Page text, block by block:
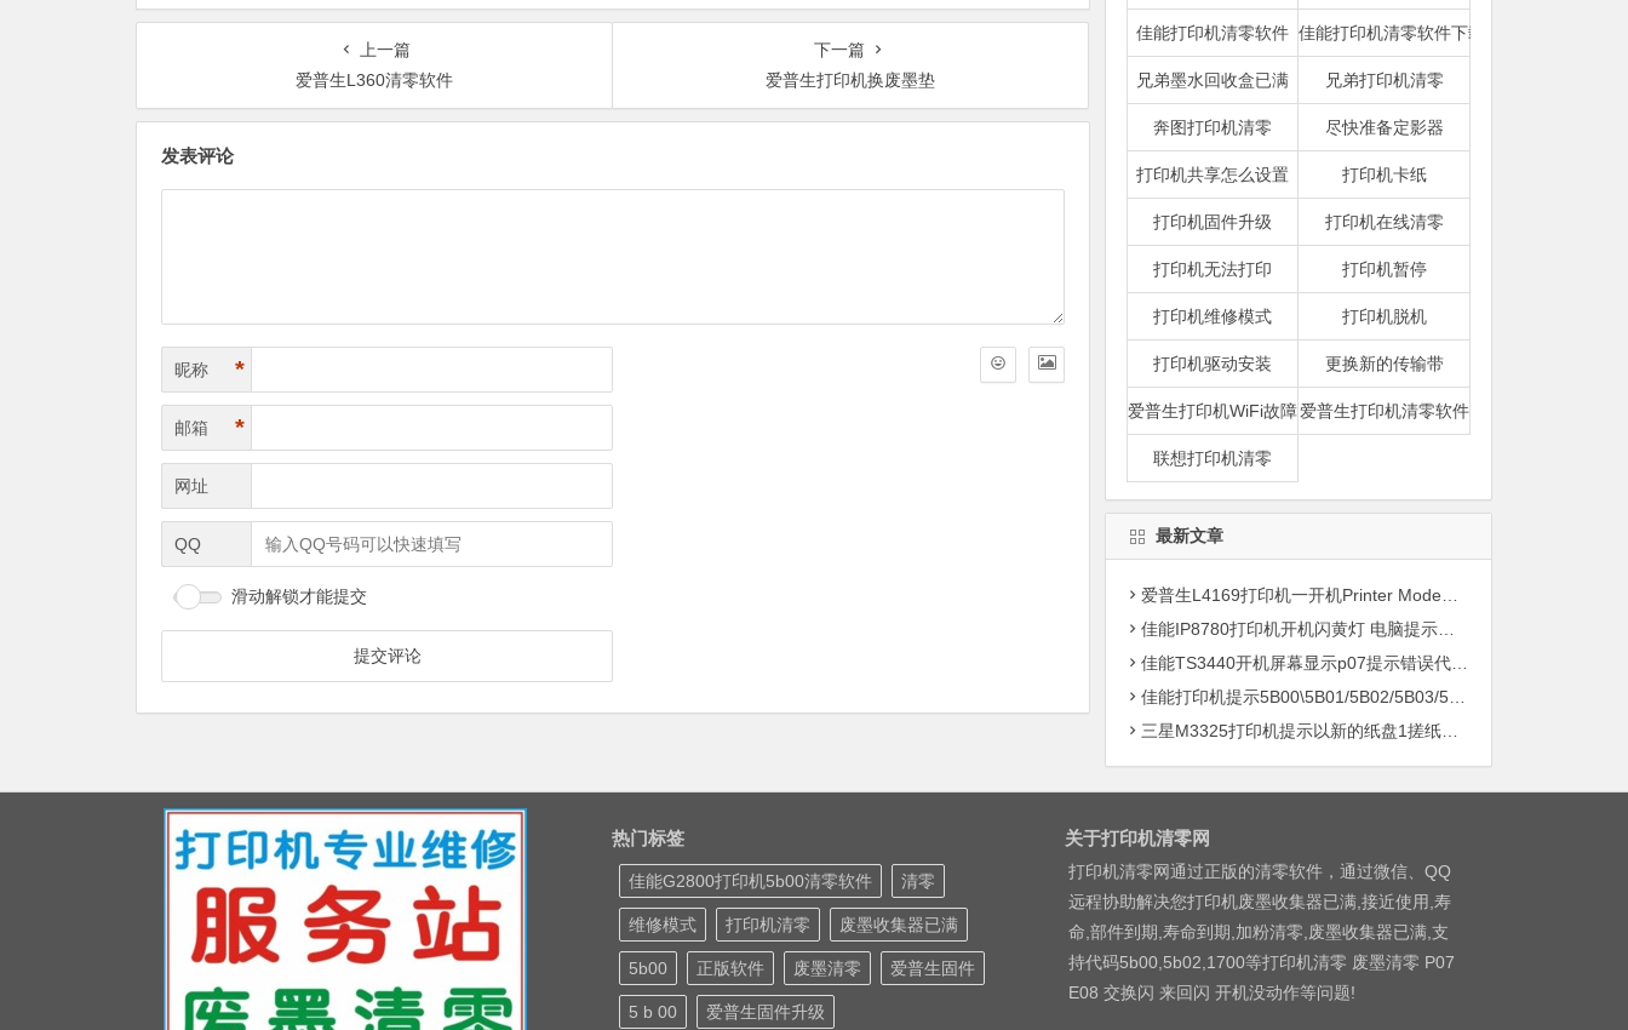
上一篇
爱普生L360清零软件
下一篇
爱普生打印机换废墨垫
发表评论
昵称 *
邮箱 *
网址
QQ
滑动解锁才能提交
佳能打印机清零软件 佳能打印机清零软件下载
兄弟墨水回收盒已满 兄弟打印机清零
奔图打印机清零 尽快准备定影器
打印机共享怎么设置 打印机卡纸
打印机固件升级 打印机在线清零
打印机无法打印 打印机暂停
打印机维修模式 打印机脱机
打印机驱动安装 更换新的传输带
爱普生打印机WiFi故障爱普生打印机清零软件
联想打印机清零
最新文章
爱普生L4169打印机一开机Printer Mode故障主板维修
佳能IP8780打印机开机闪黄灯 电脑提示错误5B00快速解决方案清零
佳能TS3440开机屏幕显示p07提示错误代码5B00快速解决方案 清零
佳能打印机提示5B00\5B01/5B02/5B03/5B04/5B11/5B12/5B13/5B14/1700/1702/1703/1704
三星M3325打印机提示以新的纸盘1搓纸轮进行更换
热门标签
佳能G2800打印机5b00清零软件 清零
维修模式 打印机清零 废墨收集器已满
5b00 正版软件 废墨清零 爱普生固件
5 b 00 爱普生固件升级
关于打印机清零网
打印机清零网通过正版的清零软件，通过微信、QQ
远程协助解决您打印机废墨收集器已满,接近使用,寿
命,部件到期,寿命到期,加粉清零,废墨收集器已满,支
持代码5b00,5b02,1700等打印机清零 废墨清零 P07
E08 交换闪 来回闪 开机没动作等问题!